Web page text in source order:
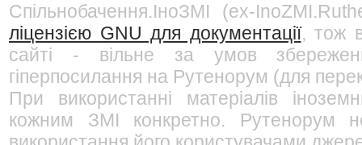
Спільнобачення.ІноЗМІ (ex-
ліцензією GNU для документації, тож
сайті - вільне за умов
гіперпосилання на Рутенорум (для
При використанні матеріалів
кожним ЗМІ конкретно. Рутенорум